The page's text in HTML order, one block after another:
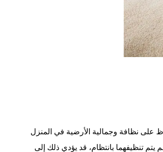
على نظافة وجمالية الأرضية في المنزل
تنظيفهما بانتظام، قد يؤدي ذلك إلى